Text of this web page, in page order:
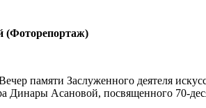
(Фоторепортаж)
памяти Заслуженного деятеля
Динары Асановой, посвященного 70-